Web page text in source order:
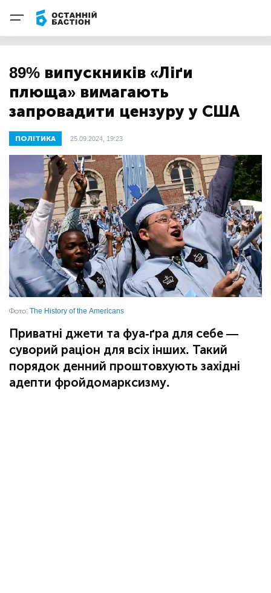
89% випускників «Ліґи
плюща» вимагають
запровадити цензуру у США
ПОЛІТИКА 25.09.2024, 19:23
Фото: The History of the Americans
Приватні джети та фуа-ґра для себе —
суворий раціон для всіх інших. Такий
порядок денний проштовхують західні
адепти фройдомарксизму.